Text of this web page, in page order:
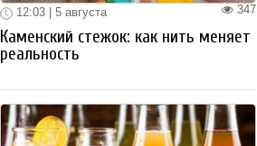
347
12:03 | 5 августа
Каменский стежок: как нить меняет
реальность